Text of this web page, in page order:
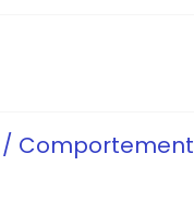
/ Comportement